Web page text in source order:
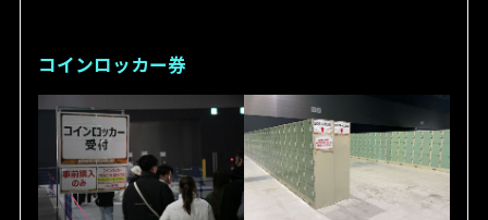
コインロッカー券